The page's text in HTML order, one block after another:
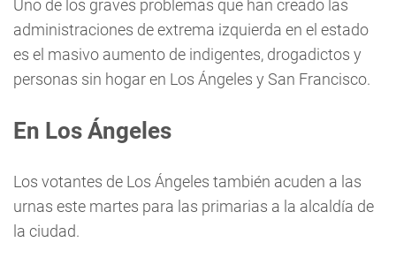
Uno de los graves problemas que han creado las
administraciones de extrema izquierda en el estado
es el masivo aumento de indigentes, drogadictos y
personas sin hogar en Los Ángeles y San Francisco.
En Los Ángeles
Los votantes de Los Ángeles también acuden a las
urnas este martes para las primarias a la alcaldía de
la ciudad.